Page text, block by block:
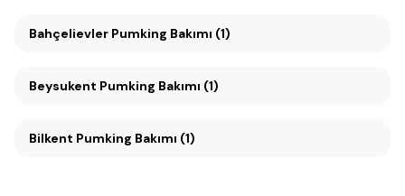
Bahçelievler Pumking Bakımı (1)
Beysukent Pumking Bakımı (1)
Bilkent Pumking Bakımı (1)